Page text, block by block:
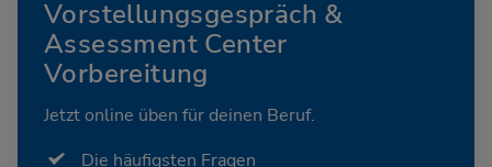
Vorstellungsgespräch &
Assessment Center
Vorbereitung
Jetzt online üben für deinen Beruf.
Die häufigsten Fragen